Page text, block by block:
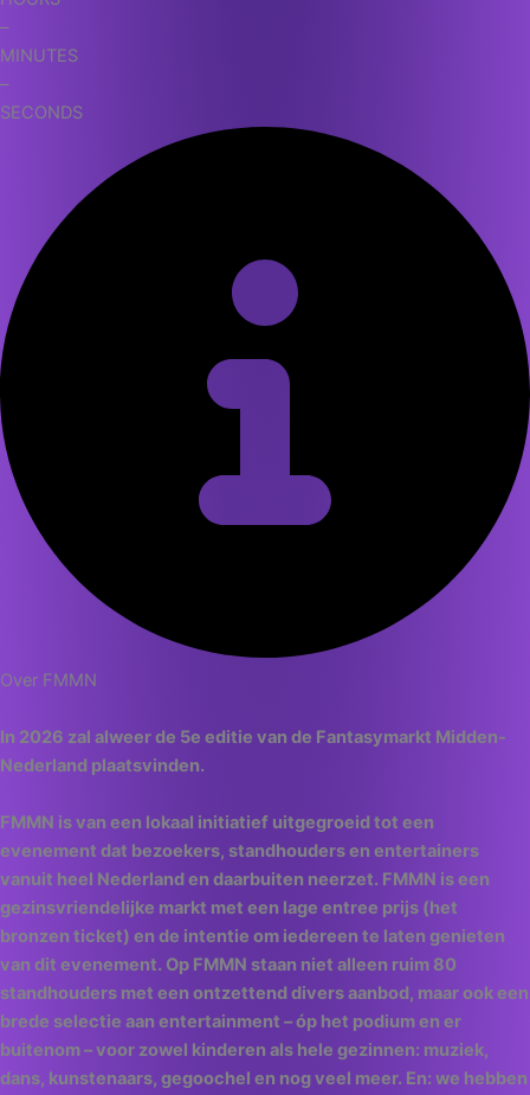
–
MINUTES
–
SECONDS
Over FMMN
In 2026 zal alweer de 5e editie van de Fantasymarkt Midden-
Nederland plaatsvinden.
FMMN is van een lokaal initiatief uitgegroeid tot een
evenement dat bezoekers, standhouders en entertainers
vanuit heel Nederland en daarbuiten neerzet. FMMN is een
gezinsvriendelijke markt met een lage entree prijs (het
bronzen ticket) en de intentie om iedereen te laten genieten
van dit evenement. Op FMMN staan niet alleen ruim 80
standhouders met een ontzettend divers aanbod, maar ook een
brede selectie aan entertainment – óp het podium en er
buitenom – voor zowel kinderen als hele gezinnen: muziek,
dans, kunstenaars, gegoochel en nog veel meer. En: we hebben